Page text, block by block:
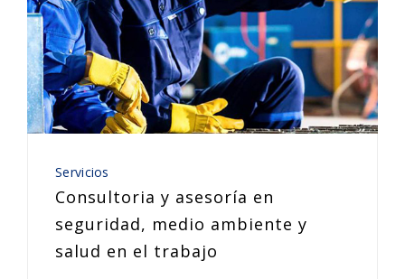
Servicios
Consultoria y asesoría en
seguridad, medio ambiente y
salud en el trabajo